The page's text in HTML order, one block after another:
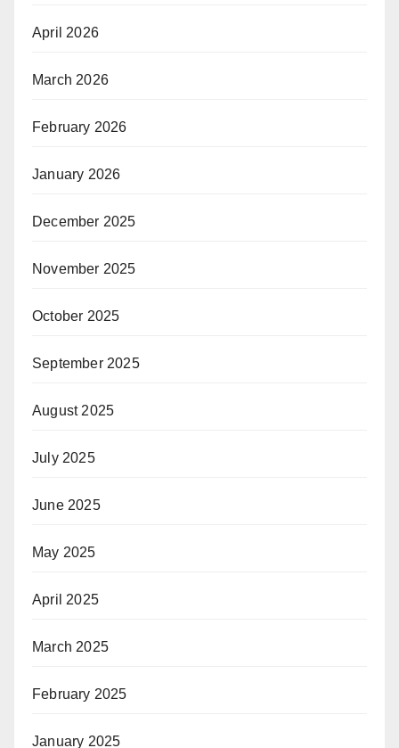
April 2026
March 2026
February 2026
January 2026
December 2025
November 2025
October 2025
September 2025
August 2025
July 2025
June 2025
May 2025
April 2025
March 2025
February 2025
January 2025